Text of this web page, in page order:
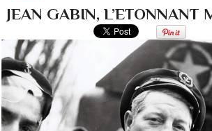
JEAN GABIN, L’ETONNANT